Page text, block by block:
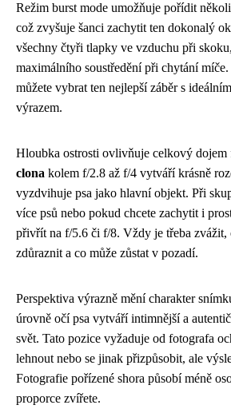
Režim burst mode umožňuje pořídit
což zvyšuje šanci zachytit ten dokonalý
všechny čtyři tlapky ve vzduchu při
maximálního soustředění při chytání
můžete vybrat ten nejlepší záběr s
výrazem.
Hloubka ostrosti ovlivňuje celkový dojem
clona kolem f/2.8 až f/4 vytváří krásně
vyzdvihuje psa jako hlavní objekt. Při
více psů nebo pokud chcete zachytit i
přivřít na f/5.6 či f/8. Vždy je třeba zvážit,
zdůraznit a co může zůstat v pozadí.
Perspektiva výrazně mění charakter
úrovně očí psa vytváří intimnější a
svět. Tato pozice vyžaduje od fotografa
lehnout nebo se jinak přizpůsobit, ale
Fotografie pořízené shora působí méně
proporce zvířete.